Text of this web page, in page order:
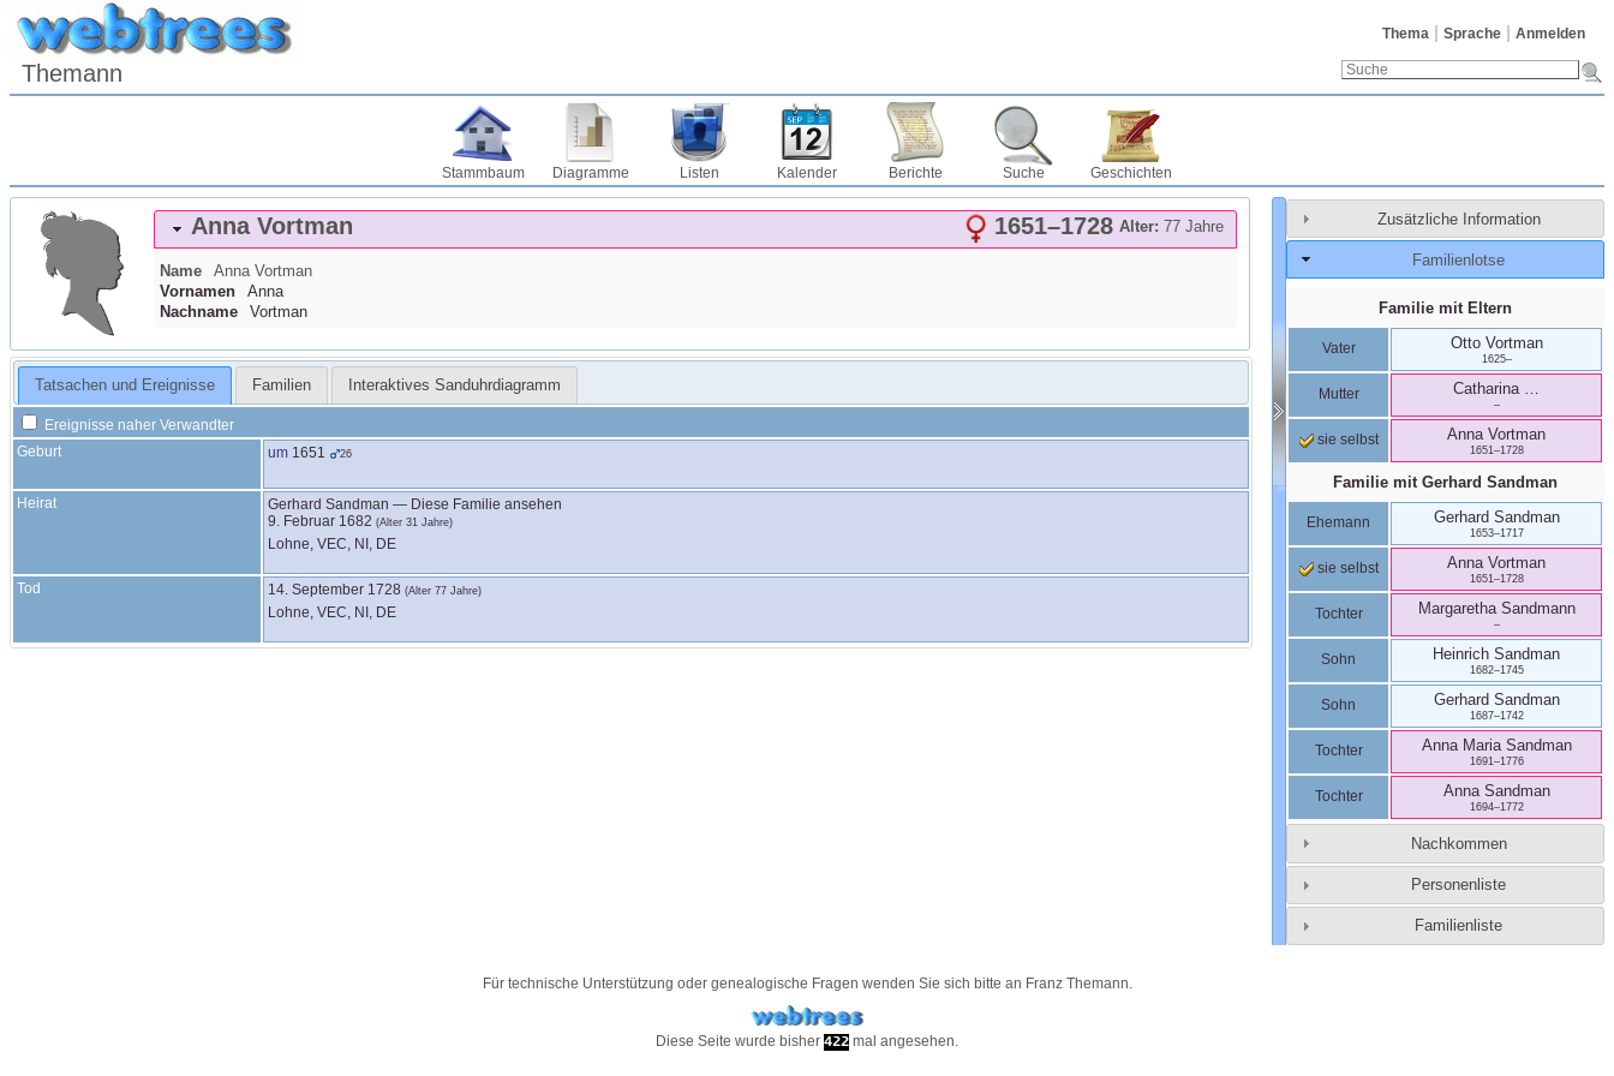
Thema Sprache Anmelden
Themann
Stammbaum Diagramme Listen Kalender Berichte Suche Geschichten
Anna Vortman Alter: 77 Jahre
1651–1728
Name Anna Vortman
Vornamen
Anna
Nachname
Vortman
Tatsachen und Ereignisse Familien Interaktives Sanduhrdiagramm
Ereignisse naher Verwandter
Geburt
um 1651 26
Heirat Gerhard Sandman — Diese Familie ansehen
9. Februar 1682 (Alter 31 Jahre)
Lohne, VEC, NI, DE
Tod 14. September 1728 (Alter 77 Jahre)
Lohne, VEC, NI, DE
Zusätzliche Information
Familienlotse
Familie mit Eltern
Vater Otto Vortman
1625–
Mutter Catharina …
–
sie selbst Anna Vortman
1651–1728
Familie mit Gerhard Sandman
Ehemann Gerhard Sandman
1653–1717
sie selbst Anna Vortman
1651–1728
Tochter Margaretha Sandmann
–
Sohn Heinrich Sandman
1682–1745
Sohn Gerhard Sandman
1687–1742
Tochter Anna Maria Sandman
1691–1776
Tochter Anna Sandman
1694–1772
Nachkommen
Personenliste
Familienliste
Für technische Unterstützung oder genealogische Fragen wenden Sie sich bitte an Franz Themann.
Diese Seite wurde bisher 422 mal angesehen.